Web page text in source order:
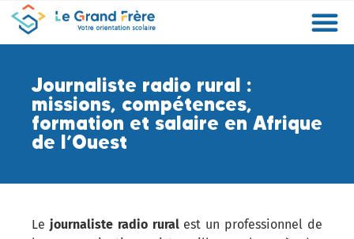
Journaliste radio rural :
missions, compétences,
formation et salaire en Afrique
de l’Ouest
Le journaliste radio ruralest un professionnel de